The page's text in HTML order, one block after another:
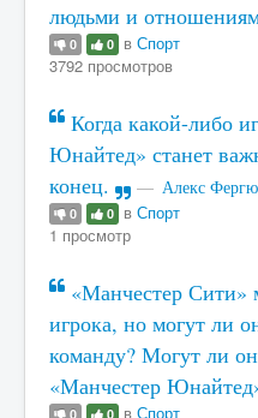
людьми и
0 0 в Спорт
3792 просмотров
Когда какой-либо
Юнайтед» станет
конец.
Алекс
0 0 в Спорт
1 просмотр
«Манчестер Сити»
игрока, но могут ли
команду? Могут ли
«Манчестер
0 0 в Спорт